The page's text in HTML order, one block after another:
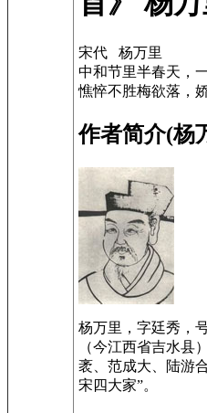
宋代 杨万里
中和节里半春天，
憔悴不胜梅欲落，
作者简介(杨
杨万里，字廷秀，
（今江西省吉水县
袤、范成大、陆游
宋四大家”。